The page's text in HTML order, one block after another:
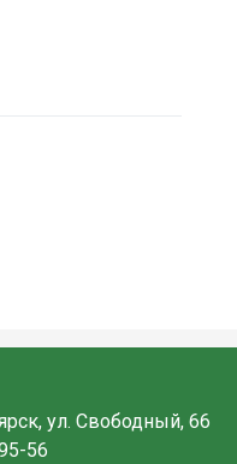
ул. Свободный, 66
56